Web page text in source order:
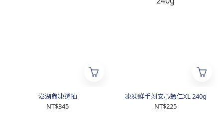
澎湖鱻凍透抽
NT$345
凍凍鮮手剝安心蝦仁XL 240g
NT$225